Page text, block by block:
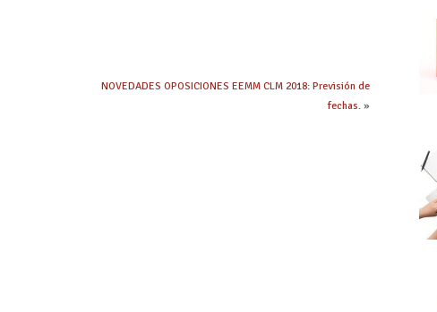
NOVEDADES OPOSICIONES EEMM CLM 2018: Previsión de
fechas. »